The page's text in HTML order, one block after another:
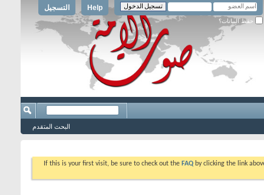
التسجيل Help
حفظ البيانات؟
البحث المتقدم
If this is your first visit, be sure to check out the FAQ by clicking the link